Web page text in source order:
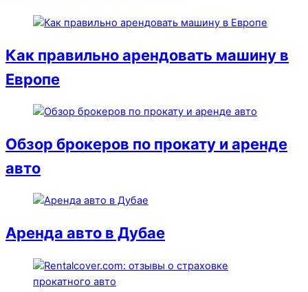
Как правильно арендовать машину в
Европе
Обзор брокеров по прокату и аренде
авто
Аренда авто в Дубае